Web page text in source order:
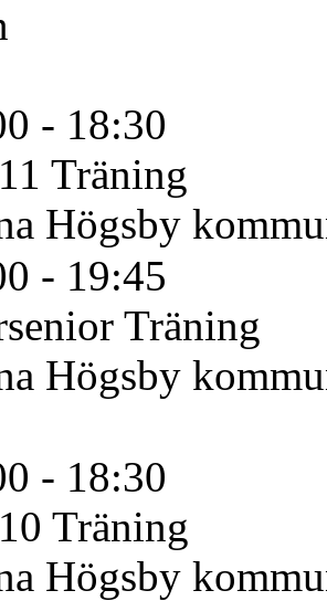
- 18:30
Träning
Högsby
- 19:45
Träning
Högsby
- 18:30
Träning
Högsby